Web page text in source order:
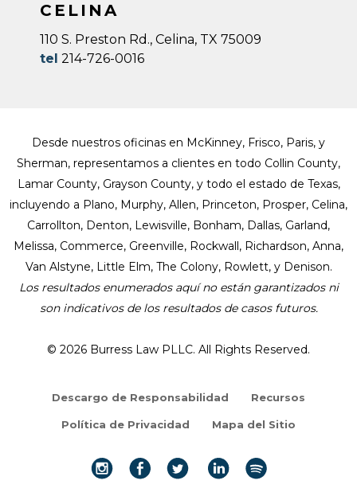
CELINA
110 S. Preston Rd., Celina, TX 75009
tel 214-726-0016
Desde nuestros oficinas en McKinney, Frisco, Paris, y
Sherman, representamos a clientes en todo Collin County,
Lamar County, Grayson County, y todo el estado de Texas,
incluyendo a Plano, Murphy, Allen, Princeton, Prosper, Celina,
Carrollton, Denton, Lewisville, Bonham, Dallas, Garland,
Melissa, Commerce, Greenville, Rockwall, Richardson, Anna,
Van Alstyne, Little Elm, The Colony, Rowlett, y Denison.
Los resultados enumerados aquí no están garantizados ni
son indicativos de los resultados de casos futuros.
© 2026 Burress Law PLLC. All Rights Reserved.
Descargo de Responsabilidad Recursos
Política de Privacidad Mapa del Sitio